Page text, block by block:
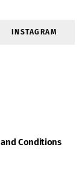
INSTAGRAM
and Conditions